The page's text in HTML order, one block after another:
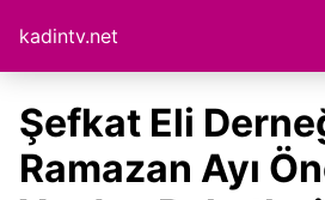
kadintv.net
Şefkat Eli
Ramazan Ayı